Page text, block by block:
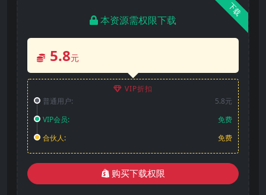
下载
本资源需权限下载
5.8元
VIP折扣
普通用户:
5.8元
VIP会员:
免费
合伙人:
免费
购买下载权限